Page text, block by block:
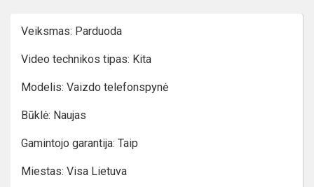
Veiksmas: Parduoda
Video technikos tipas: Kita
Modelis: Vaizdo telefonspynė
Būklė: Naujas
Gamintojo garantija: Taip
Miestas: Visa Lietuva